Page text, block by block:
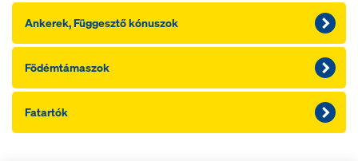
Ankerek, Függesztő kónuszok
Födémtámaszok
Fatartók